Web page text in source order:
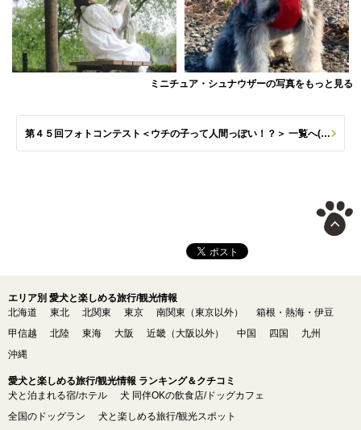
ミニチュア・シュナウザーの写真をもっと見る
第４５回フォトコンテスト＜ウチの子って人間っぽい！？＞ 一覧へ(応募数 679枚)
エリア別 愛犬と楽しめる旅行/観光情報
北海道
東北 北関東 東京 南関東（東京以外）
箱根・熱海・伊豆
甲信越
北陸 東海 大阪 近畿（大阪以外） 中国 四国
九州
沖縄
愛犬と楽しめる旅行/観光情報 ランキング＆クチコミ
犬と泊まれる宿/ホテル
犬 同伴OKの飲食店/ドッグカフェ
全国のドッグラン
犬と楽しめる旅行/観光スポット